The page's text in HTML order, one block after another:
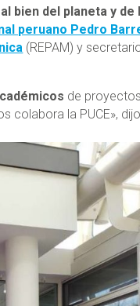
bien del planeta y de
peruano Pedro
(REPAM) y
de
colabora la PUCE»,